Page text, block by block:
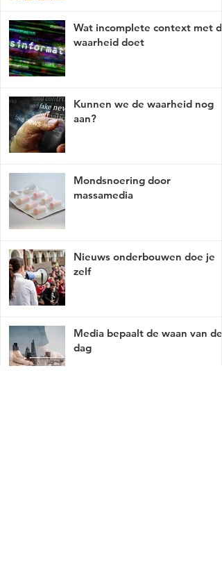
Wat incomplete context met de
waarheid doet
Kunnen we de waarheid nog
aan?
Mondsnoering door
massamedia
Nieuws onderbouwen doe je
zelf
Media bepaalt de waan van de
dag